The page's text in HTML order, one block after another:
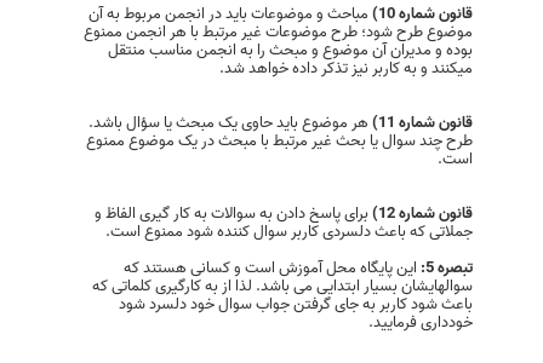
قانون شماره 10) مباحث و موضوعات باید در انجمن مربوط به آن
موضوع طرح شود؛ طرح موضوعات غیر مرتبط با هر انجمن ممنوع
بوده و مدیران آن موضوع و مبحث را به انجمن مناسب منتقل
میکنند و به کاربر نیز تذکر داده خواهد شد.
قانون شماره 11) هر موضوع باید حاوی یک مبحث یا سؤال باشد.
طرح چند سوال يا بحث غير مرتبط با مبحث در یک موضوع ممنوع
است.
قانون شماره 12) برای پاسخ دادن به سوالات به کار گیری الفاظ و
جملاتی که باعث دلسردی کاربر سوال کننده شود ممنوع است.
تبصره 5:
این پایگاه محل آموزش است و کسانی هستند که
سوالهایشان بسیار ابتدایی می باشد. لذا از به کارگیری کلماتی که
باعث شود کاربر به جای گرفتن جواب سوال خود دلسرد شود
خودداری فرمایید.